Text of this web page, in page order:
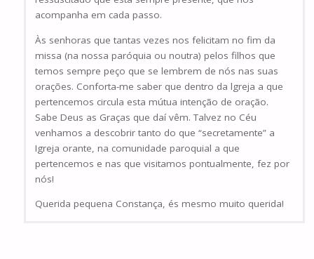
acompanha em cada passo.
Às senhoras que tantas vezes nos felicitam no fim da
missa (na nossa paróquia ou noutra) pelos filhos que
temos sempre peço que se lembrem de nós nas suas
orações. Conforta-me saber que dentro da lgreja a que
pertencemos circula esta mútua intenção de oração.
Sabe Deus as Graças que daí vêm. Talvez no Céu
venhamos a descobrir tanto do que “secretamente” a
Igreja orante, na comunidade paroquial a que
pertencemos e nas que visitamos pontualmente, fez por
nós!
Querida pequena Constança, és mesmo muito querida!